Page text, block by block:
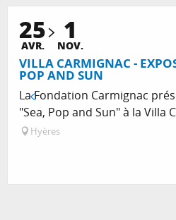
25
AVR. 1
NOV.
VILLA CARMIGNAC -
POP AND SUN
La Fondation Carmignac
"Sea, Pop and Sun" à la Villa
Hyères